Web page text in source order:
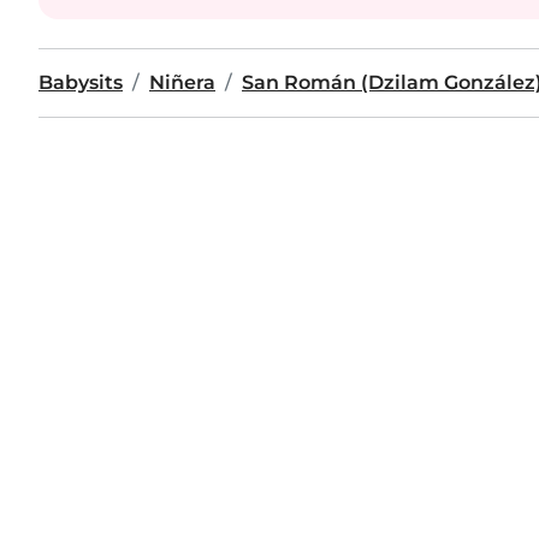
Babysits Niñera San Román (Dzilam